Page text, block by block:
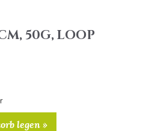
50G, LOOP
legen »